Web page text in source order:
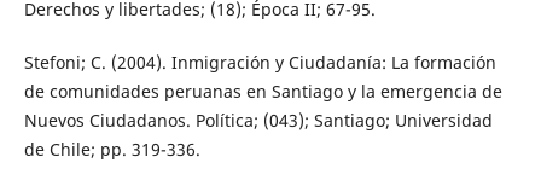
Derechos y libertades; (18); Época II; 67-95.
Stefoni; C. (2004). Inmigración y Ciudadanía: La formación
de comunidades peruanas en Santiago y la emergencia de
Nuevos Ciudadanos. Política; (043); Santiago; Universidad
de Chile; pp. 319-336.